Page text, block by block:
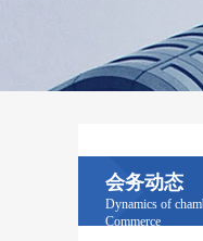
会务动态
Dynamics of
Commerce